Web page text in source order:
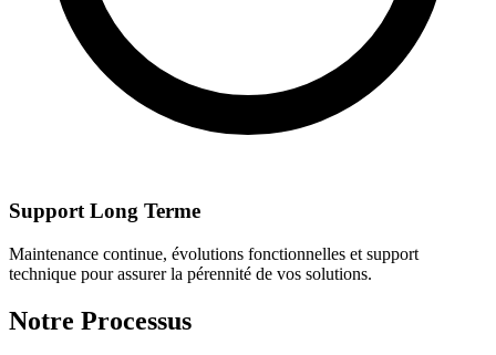
Support Long Terme
Maintenance continue, évolutions fonctionnelles et support
technique pour assurer la pérennité de vos solutions.
Notre Processus